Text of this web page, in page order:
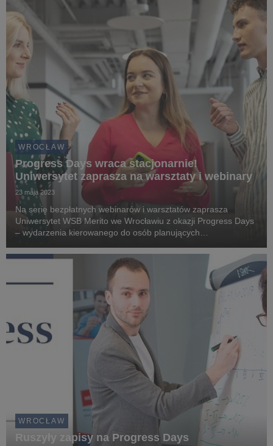
WROCŁAW
Progress Days wraca stacjonarnie!
Uniwersytet zaprasza na warsztaty i webinary
23 maja 2023
Na serię bezpłatnych webinarów i warsztatów zaprasza
Uniwersytet WSB Merito we Wrocławiu z okazji Progress Days
– wydarzenia kierowanego do osób planujących
W programie jest 13 tematów m.in. przywództwo ekstremal...
WROCŁAW
Ruszyły zapisy na Progress Days